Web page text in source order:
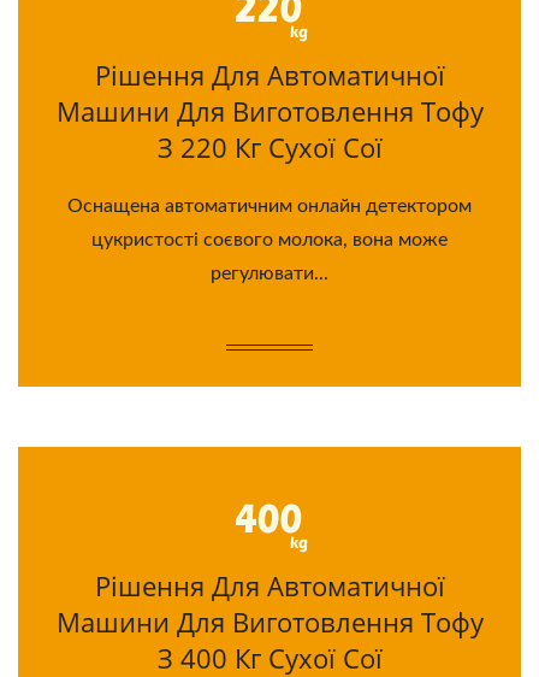
Рішення Для Автоматичної
Машини Для Виготовлення Тофу
З 220 Кг Сухої Сої
Оснащена автоматичним онлайн детектором
цукристості соєвого молока, вона може
регулювати...
Рішення Для Автоматичної
Машини Для Виготовлення Тофу
З 400 Кг Сухої Сої